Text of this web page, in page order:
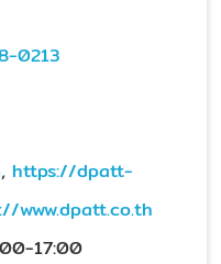
0213
, https://dpatt-
www.dpatt.co.th
17:00